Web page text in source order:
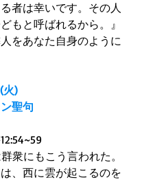
る者は幸いです。その人
もと呼ばれるから。』
人をあなた自身のように
火)
聖句
衆にもこう言われた。
は、西に雲が起こるのを